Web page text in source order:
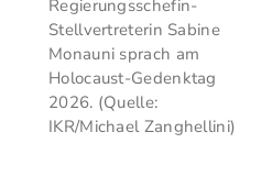
Regierungsschefin-
Stellvertreterin Sabine
Monauni sprach am
Holocaust-Gedenktag
2026. (Quelle:
IKR/Michael Zanghellini)